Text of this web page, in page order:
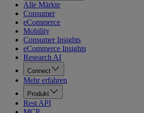
Alle Märkte
Consumer
eCommerce
Mobility
Consumer Insights
eCommerce Insights
Research AI
Connect
Mehr erfahren
Produkt
Rest API